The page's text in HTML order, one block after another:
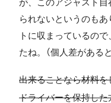
が、このアジャスト
られないというのも
トに収まっているの
たね。（個人差がある
出来ることなら材料
ドライバーを保持し